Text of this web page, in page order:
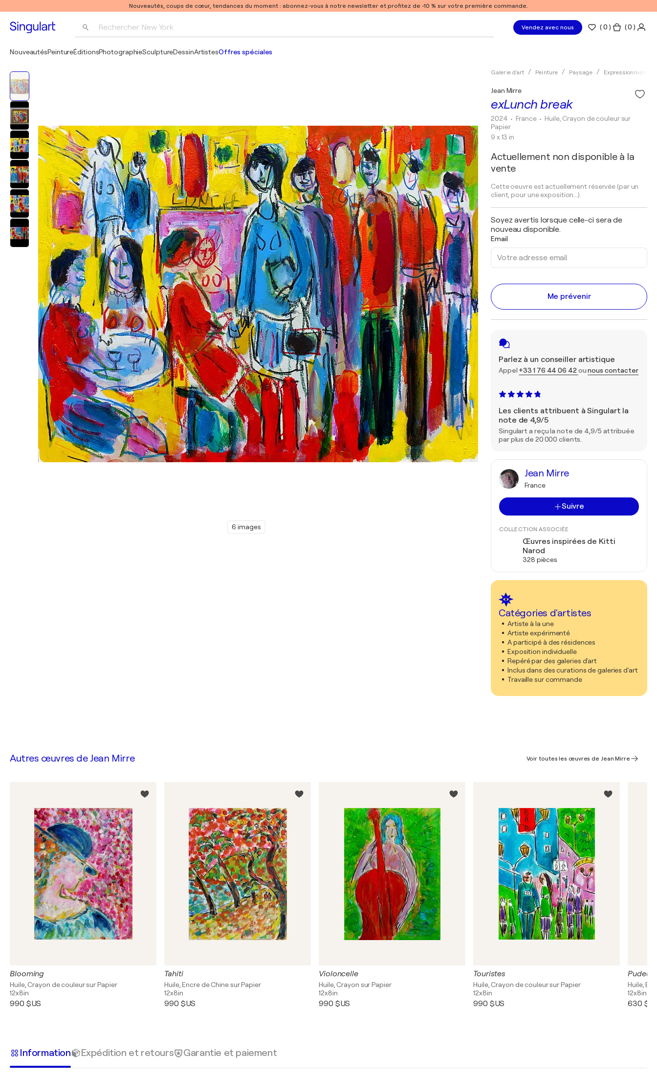
Nouveautés, coups de cœur, tendances du moment : abonnez-vous à notre newsletter et profitez de -10 % sur votre première commande.
Rechercher New York Vendez avec nous (0 ) ( 0 )
NouveautésPeintureÉditionsPhotographieSculptureDessinArtistesOffres spéciales
6 images
Galerie d'art Peinture Paysage Expressionnisme
exLunch break
Jean Mirre
2024 • France • Huile, Crayon de couleur sur
Papier
9 x 13 in
Actuellement non disponible à la
vente
Cette oeuvre est actuellement réservée (par un
client, pour une exposition...).
Soyez avertis lorsque celle-ci sera de
nouveau disponible.
Email
Me prévenir
Parlez à un conseiller artistique
Appel +33 1 76 44 06 42 ounous contacter
Les clients attribuent à Singulart la
note de 4,9/5
Singulart a reçu la note de 4,9/5 attribuée
par plus de 20 000 clients.
Jean Mirre
France
Suivre
COLLECTION ASSOCIÉE
Œuvres inspirées de Kitti
Narod
328 pièces
Catégories d'artistes
Artiste à la une
Artiste expérimenté
A participé à des résidences
Exposition individuelle
Repéré par des galeries d'art
Inclus dans des curations de galeries d'art
Travaille sur commande
Autres œuvres de Jean Mirre Voir toutes les œuvres de Jean Mirre
Blooming
Huile, Crayon de couleur sur Papier
12x8in
990 $US
Tahiti
Huile, Encre de Chine sur Papier
12x8in
990 $US
Violoncelle
Huile, Crayon sur Papier
12x8in
990 $US
Touristes
Huile, Crayon de couleur sur Papier
12x8in
990 $US
Pudeur
Huile,
12x8in
630
Information Expédition et retours Garantie et paiement